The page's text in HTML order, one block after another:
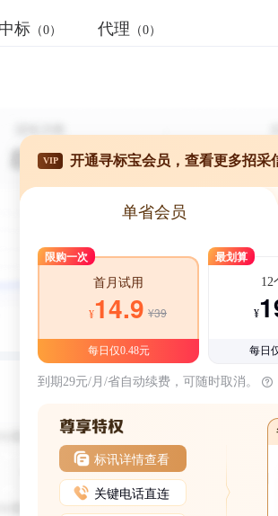
中标 （0） 代理 （0）
VIP 开通寻标宝会员，查看更多招采
单省会员
限购一次
首月试用
¥14.9 ¥39
每日仅0.48元
最划算
12
¥
每日
到期29元/月/省自动续费，可随时取消。
标讯详情查看
关键电话直连